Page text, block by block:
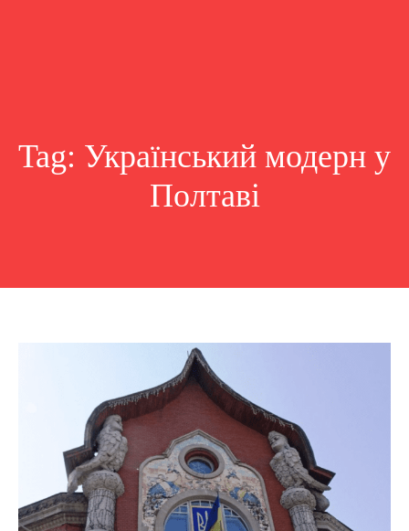
Tag: Український модерн у
Полтаві